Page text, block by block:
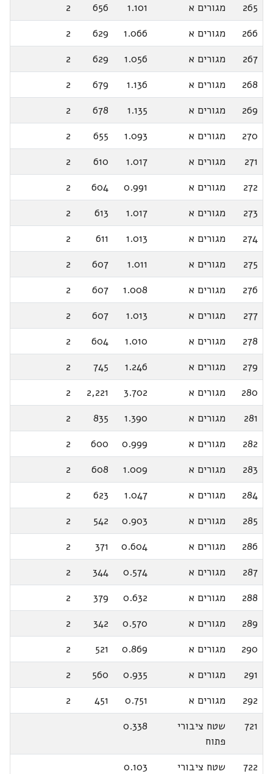
265
מגורים א 1.101
656
2
266
מגורים א 1.066
629
2
267
מגורים א 1.056
629
2
268
מגורים א 1.136
679
2
269
מגורים א 1.135
678
2
270
מגורים א 1.093
655
2
271
מגורים א 1.017
610
2
272
מגורים א 0.991
604
2
273
מגורים א 1.017
613
2
274
מגורים א 1.013
611
2
275
מגורים א 1.011
607
2
276
מגורים א 1.008
607
2
277
מגורים א 1.013
607
2
278
מגורים א 1.010
604
2
279
מגורים א 1.246
745
2
280
מגורים א 3.702
2,221
2
281
מגורים א 1.390
835
2
282
מגורים א 0.999
600
2
283
מגורים א 1.009
608
2
284
מגורים א 1.047
623
2
285
מגורים א 0.903
542
2
286
מגורים א 0.604
371
2
287
מגורים א 0.574
344
2
288
מגורים א 0.632
379
2
289
מגורים א 0.570
342
2
290
מגורים א 0.869
521
2
291
מגורים א 0.935
560
2
292
מגורים א 0.751
451
2
721
שטח ציבורי
פתוח
0.338
722 שטח ציבורי 0.103